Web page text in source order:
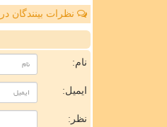
نظرات بینندگان
نام:
ایمیل:
نظر: